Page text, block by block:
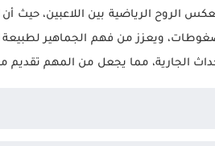
الروح الرياضية بين اللاعبين، حيث
ويعزز من فهم الجماهير
الجارية، مما يجعل من المهم